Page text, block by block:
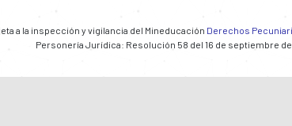
a la inspección y vigilancia del Mineducación Derechos
Personería Jurídica: Resolución 58 del 16 de septiembre